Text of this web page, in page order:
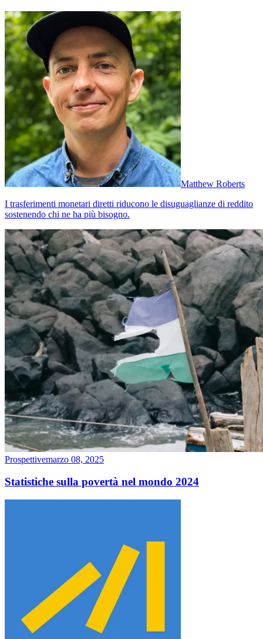
Matthew Roberts
I trasferimenti monetari diretti riducono le disuguaglianze di reddito
sostenendo chi ne ha più bisogno.
Prospettivemarzo 08, 2025
Statistiche sulla povertà nel mondo 2024